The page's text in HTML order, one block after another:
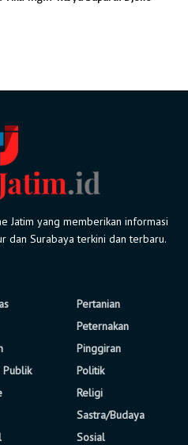
Jatim yang memberikan informasi
dan Surabaya terkini dan terbaru.
Publik
Pertanian
Peternakan
Pinggiran
Politik
Religi
Sastra/Budaya
Sosial